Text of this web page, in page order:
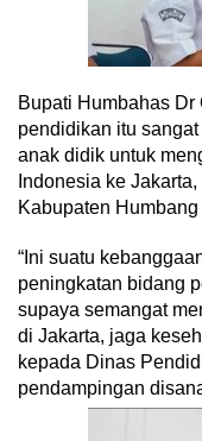
Bupati Humbahas Dr
pendidikan itu
anak didik untuk
Indonesia ke
Kabupaten
“Ini suatu
peningkatan bidang
supaya semangat
di Jakarta, jaga
kepada Dinas
pendampingan